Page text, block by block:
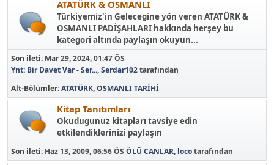
ATATÜRK & OSMANLI
Türkiyemiz'in Gelecegine yön veren ATATÜRK &
OSMANLI PADİŞAHLARI hakkında herşey bu
kategori altında paylaşın okuyun...
Son ileti: Mar 29, 2024, 01:47 ÖS
Ynt: Bir Davet Var - Ser...,Serdar102tarafından
Alt-Bölümler ATATÜRK OSMANLI TARİHİ
Kitap Tanıtımları
Okudugunuz kitapları tavsiye edin
etkilendiklerinizi paylaşın
Son ileti: Haz 13, 2009, 06:56 ÖS ÖLÜ CANLAR, locotarafından